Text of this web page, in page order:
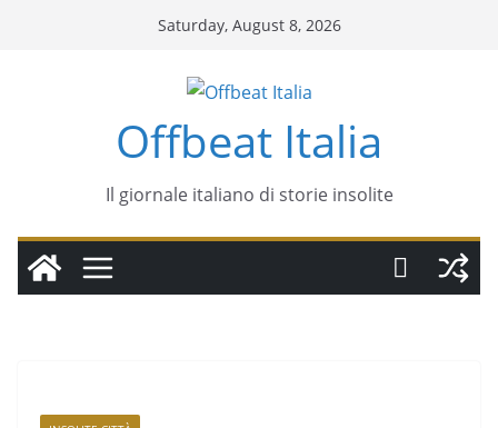
Saturday, August 8, 2026
Offbeat Italia
Il giornale italiano di storie insolite